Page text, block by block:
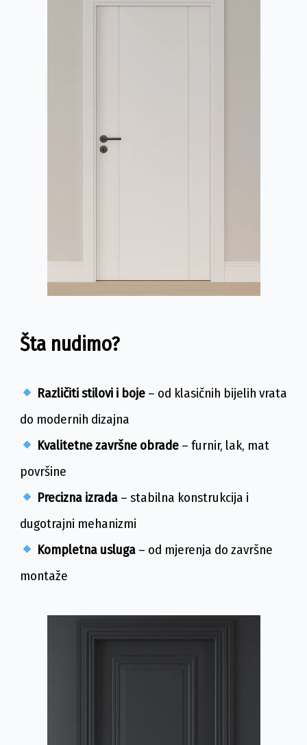
Šta nudimo?
Različiti stilovi i boje – od klasičnih bijelih vrata
do modernih dizajna
Kvalitetne završne obrade – furnir, lak, mat
površine
Precizna izrada – stabilna konstrukcija i
dugotrajni mehanizmi
Kompletna usluga – od mjerenja do završne
montaže